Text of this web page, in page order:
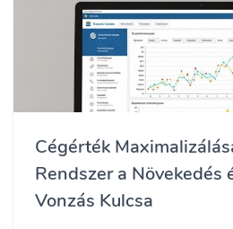
Cégérték
Rendszer a Növekedés
Vonzás Kulcsa